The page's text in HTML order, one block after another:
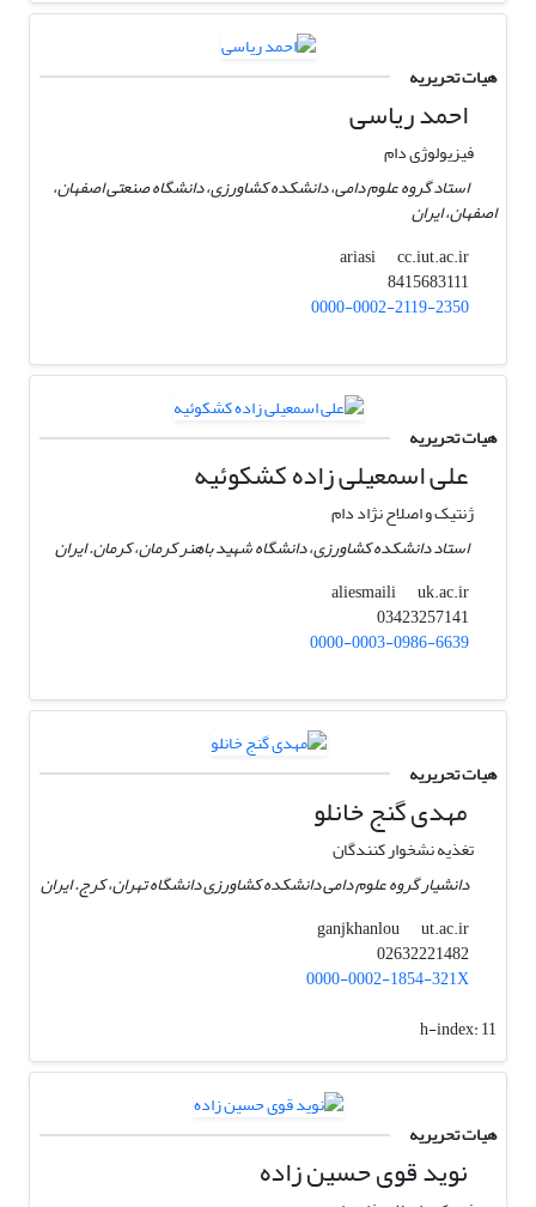
هیات تحریریه
احمد ریاسی
فیزیولوژی دام
استاد گروه علوم دامی، دانشکده کشاورزی، دانشگاه صنعتی اصفهان،
اصفهان، ایران
ariasi
cc.iut.ac.ir
0000-0002-2119-2350
هیات تحریریه
علی اسمعیلی زاده کشکوئیه
ژنتیک و اصلاح نژاد دام
استاد دانشکده کشاورزی، دانشگاه شهید باهنر کرمان، کرمان. ایران
aliesmaili
uk.ac.ir
0000-0003-0986-6639
هیات تحریریه
مهدی گنج خانلو
تغذیه نشخوار کنندگان
دانشیار گروه علوم دامی دانشکده کشاورزی دانشگاه تهران، کرج. ایران
ganjkhanlou
ut.ac.ir
02632221482
0000-0002-1854-321X
h-index:11
هیات تحریریه
نوید قوی حسین زاده